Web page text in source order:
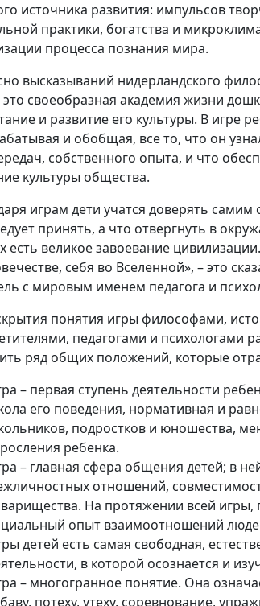
источника развития: импульсов
практики, богатства и
процесса познания мира.
высказываний нидерландского
это своеобразная академия жизни
и развитие его культуры. В игре
и обобщая, все то, что он
собственного опыта, и что
культуры общества.
играм дети учатся доверять
принять, а что отвергнуть в
есть великое завоевание
себя во Вселенной», – это
с мировым именем педагога и
понятия игры философами,
педагогами и психологами
ряд общих положений, которые
– первая ступень деятельности
его поведения, нормативная и
подростков и юношества,
ребенка.
– главная сфера общения детей; в
отношений,
На протяжении всей игры,
опыт взаимоотношений
детей есть самая свободная,
в которой осознается и
– многогранное понятие. Она
потеху, утеху, соревнование,